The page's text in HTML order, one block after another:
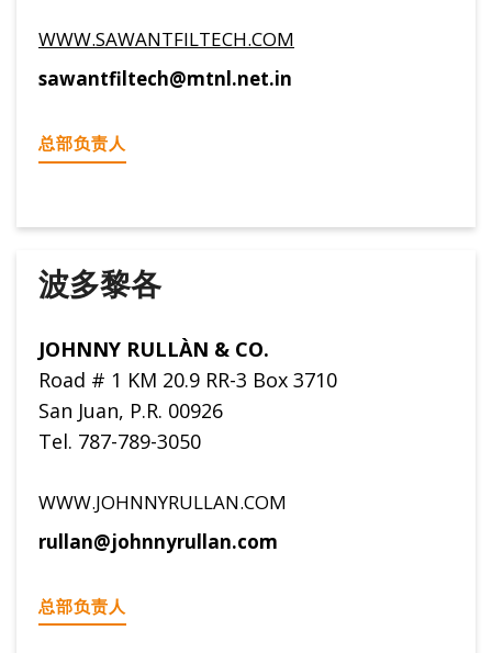
WWW.SAWANTFILTECH.COM
sawantfiltech@mtnl.net.in
总部负责人
波多黎各
JOHNNY RULLÀN & CO.
Road # 1 KM 20.9 RR-3 Box 3710
San Juan, P.R. 00926
Tel. 787-789-3050
WWW.JOHNNYRULLAN.COM
rullan@johnnyrullan.com
总部负责人